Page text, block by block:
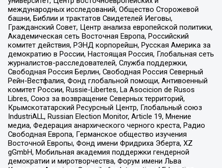
международных исследований, Общество Сторожевой
башни, Библии и трактатов Свидетелей Иеговы,
Гражданский Совет, Центр анализа европейской политики,
Академическая сеть Восточная Европа, Российский
комитет действия, РЭНД корпорейшн, Русская Америка за
демократию в России, Настоящая Россия, Глобальная сеть
журналистов-расследователей, Служба поддержки,
Свободная Россия Берлин, Свободная Россия Северный
Рейн-Вестфалия, Фонд глобальной помощи, Антивоенный
комитет России, Russie-Libertes, La Asocicion de Rusos
Libres, Союз за возвращение Северных территорий,
Крымскотатарский Ресурсный Центр, Глобальный союз
IndustriALL, Russian Election Monitor, Article 19, Мнение
медиа, Федерация анархического черного креста, Радио
Свободная Европа, Германское общество изучения
Восточной Европы, Фонд имени Фридриха Эберта, XZ
gGmbH, Мобильная академия поддержки гендерной
демократии и миротворчества, Форум имени Льва